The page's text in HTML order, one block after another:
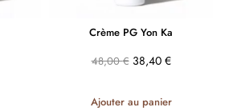
Crème PG Yon Ka
48,00€ 38,40 €
Ajouter au panier